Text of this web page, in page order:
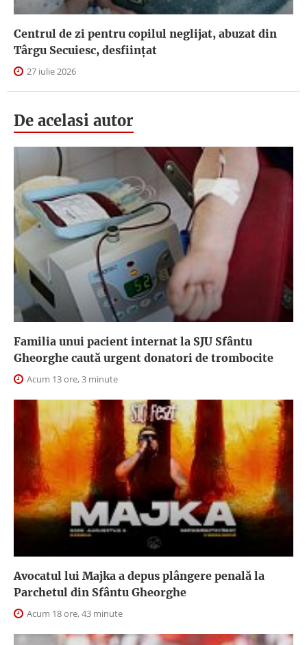
Centrul de zi pentru copilul neglijat, abuzat din
Târgu Secuiesc, desfiinţat
27 iulie 2026
De acelasi autor
Familia unui pacient internat la SJU Sfântu
Gheorghe caută urgent donatori de trombocite
Acum 13 ore, 3 minute
Avocatul lui Majka a depus plângere penală la
Parchetul din Sfântu Gheorghe
Acum 18 ore, 43 minute